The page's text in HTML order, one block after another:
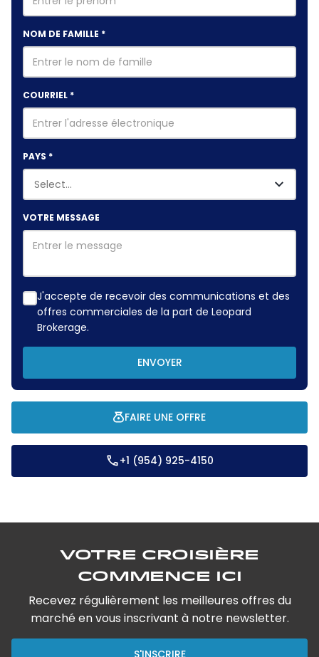
NOM DE FAMILLE *
COURRIEL *
PAYS *
VOTRE MESSAGE
J'accepte de recevoir des communications et des
offres commerciales de la part de Leopard
Brokerage.
ENVOYER
FAIRE UNE OFFRE
+1 (954) 925-4150
Votre croisière
commence ici
Recevez régulièrement les meilleures offres du
marché en vous inscrivant à notre newsletter.